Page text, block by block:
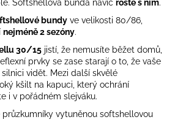
Softshellová bunda navíc roste s ním.
bundy ve velikosti 80/86,
nejméně 2 sezóny.
30/15 jistí, že nemusíte běžet domů,
prvky se zase starají o to, že vaše
vidět. Mezi další skvělé
kšilt na kapuci, který ochrání
i v pořádném slejváku.
vytuněnou softshellovou